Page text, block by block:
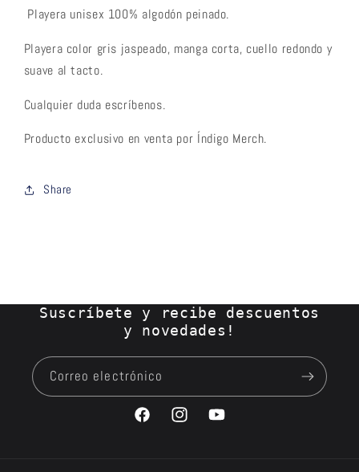
Playera unisex 100% algodón peinado.
Playera color gris jaspeado, manga corta, cuello redondo y
suave al tacto.
Cualquier duda escríbenos.
Producto exclusivo en venta por Índigo Merch.
Share
Suscríbete y recibe descuentos
y novedades!
Correo electrónico
FacebookInstagramYouTube